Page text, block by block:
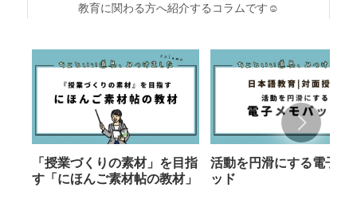
教育に関わる方へ紹介するコラムです☺︎
「授業づくりの素材」を目指
す「にほんご素材帖の教材」
活動を円滑にする電子メ
ッド